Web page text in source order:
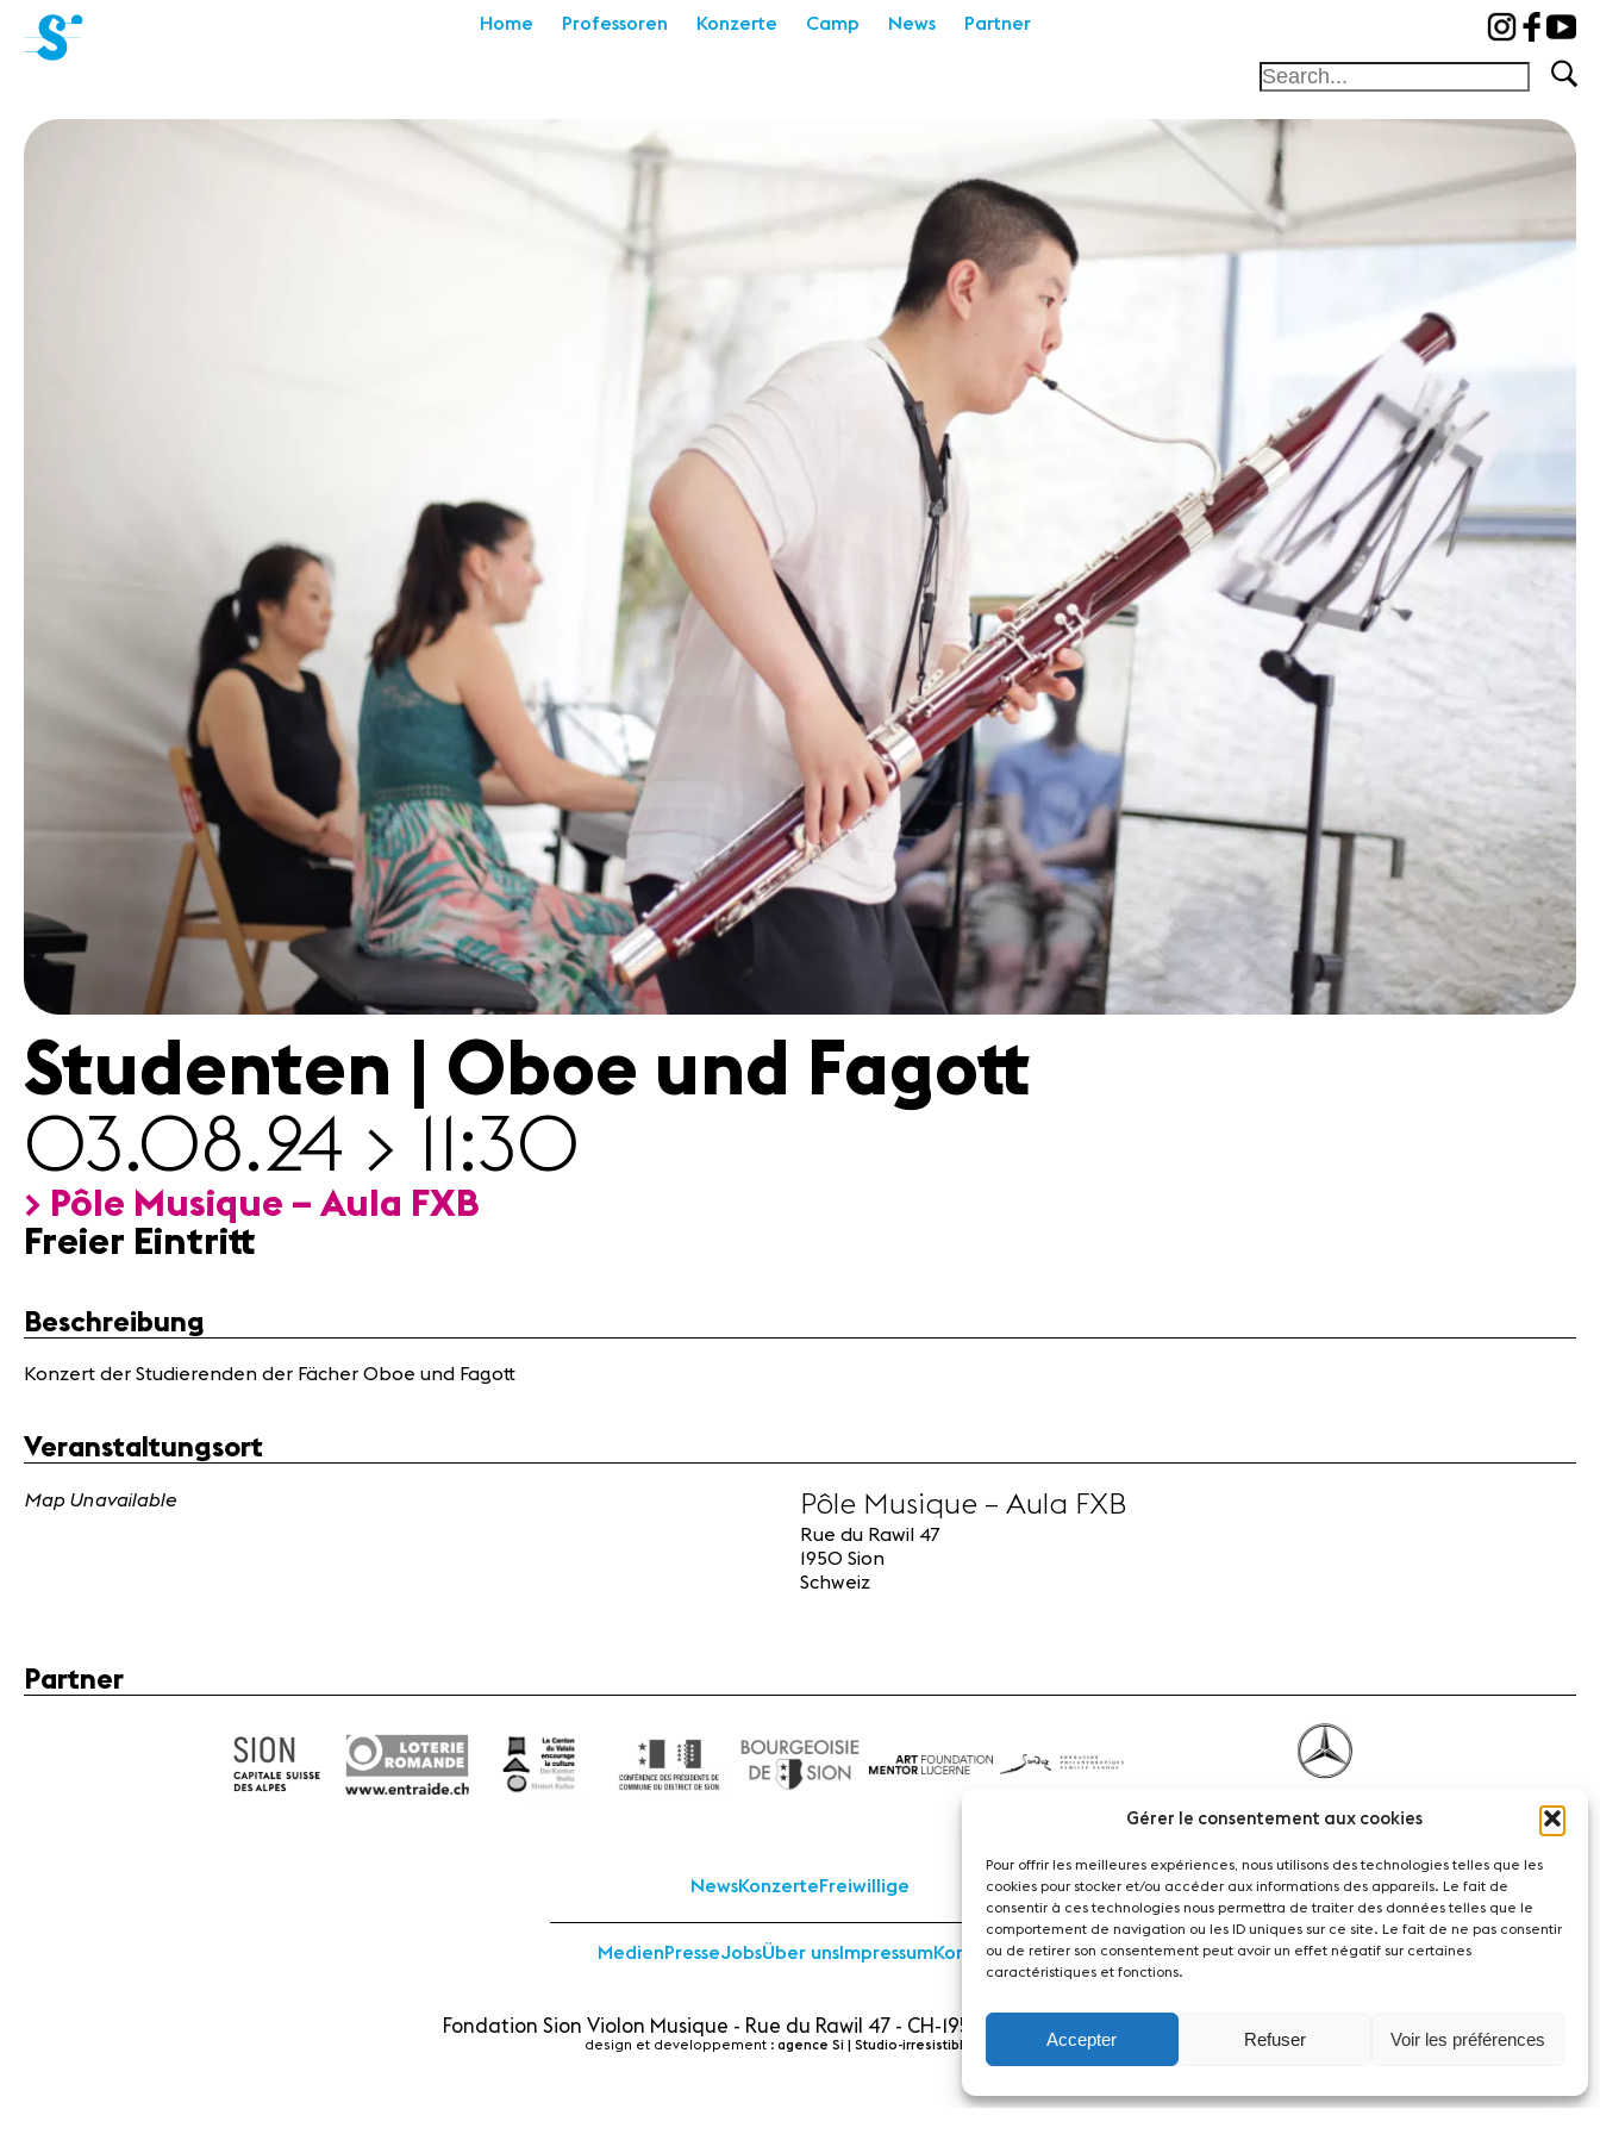
Gérer le consentement aux cookies
Pour offrir les meilleures expériences, nous utilisons des technologies telles que les
cookies pour stocker et/ou accéder aux informations des appareils. Le fait de
consentir à ces technologies nous permettra de traiter des données telles que le
comportement de navigation ou les ID uniques sur ce site. Le fait de ne pas consentir
ou de retirer son consentement peut avoir un effet négatif sur certaines
caractéristiques et fonctions.
Accepter Refuser Voir les préférences
cat-aca-sum
Home Professoren Konzerte Camp News Partner
Studenten | Oboe und Fagott
03.08.24 > 11:30
> Pôle Musique – Aula FXB
Freier Eintritt
Beschreibung
Konzert der Studierenden der Fächer Oboe und Fagott
Veranstaltungsort
Map Unavailable Pôle Musique – Aula FXB
Rue du Rawil 47
1950 Sion
Schweiz
Partner
NewsKonzerteFreiwillige
MedienPresseJobsÜber unsImpressumKontakt
Fondation Sion Violon Musique - Rue du Rawil 47 - CH-1950 Sion - Switzerland
design et developpement : agence Si | Studio-irresistible - Paris